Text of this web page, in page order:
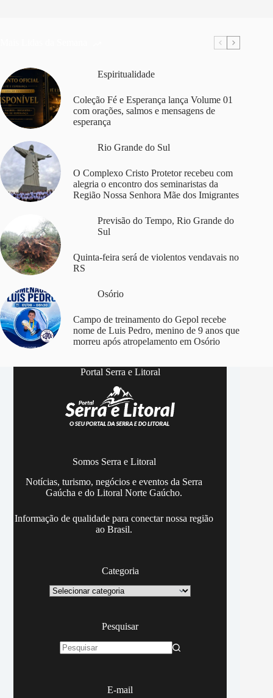
Espiritualidade
Coleção Fé e Esperança lança Volume 01
com orações, salmos e mensagens de
esperança
Rio Grande do Sul
O Complexo Cristo Protetor recebeu com
alegria o encontro dos seminaristas da
Região Nossa Senhora Mãe dos Imigrantes
Previsão do Tempo, Rio Grande do
Sul
Quinta-feira será de violentos vendavais no
RS
Osório
Campo de treinamento do Gepol recebe
nome de Luis Pedro, menino de 9 anos que
morreu após atropelamento em Osório
Portal Serra e Litoral
Somos Serra e Litoral
Notícias, turismo, negócios e eventos da Serra
Gaúcha e do Litoral Norte Gaúcho.
Informação de qualidade para conectar nossa região
ao Brasil.
Categoria
Categoria
Pesquisar
E-mail